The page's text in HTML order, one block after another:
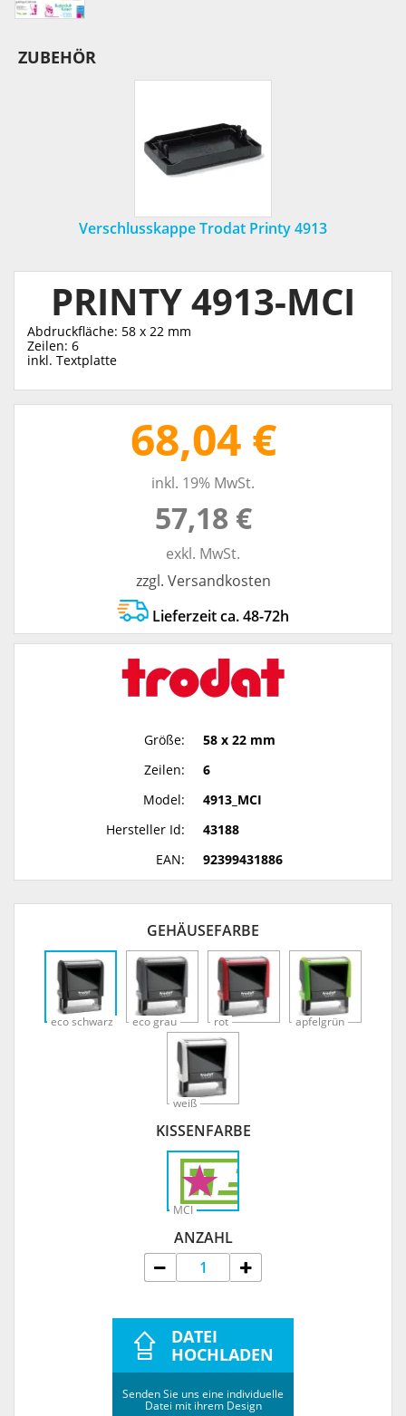
ZUBEHÖR
Verschlusskappe Trodat Printy 4913
PRINTY 4913-MCI
Abdruckfläche: 58 x 22 mm
Zeilen: 6
inkl. Textplatte
68,04 €
inkl. 19% MwSt.
57,18 €
exkl. MwSt.
zzgl. Versandkosten
Lieferzeit ca. 48-72h
Größe:
58 x 22 mm
Zeilen:
6
Model:
4913_MCI
Hersteller Id:
43188
EAN:
92399431886
GEHÄUSEFARBE
eco schwarz eco grau rot apfelgrün
weiß
KISSENFARBE
MCI
ANZAHL
DATEI
HOCHLADEN
Senden Sie uns eine individuelle
Datei mit ihrem Design